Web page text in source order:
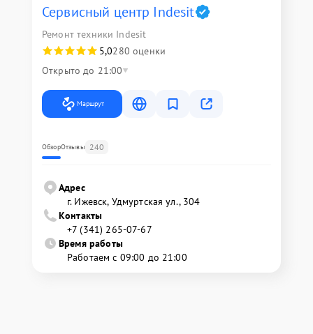
Сервисный центр Indesit
Ремонт техники Indesit
5,0280 оценки
Открыто до 21:00
Маршрут
ОбзорОтзывы 240
Адрес
г. Ижевск, Удмуртская ул., 304
Контакты
+7 (341) 265-07-67
Время работы
Работаем с 09:00 до 21:00